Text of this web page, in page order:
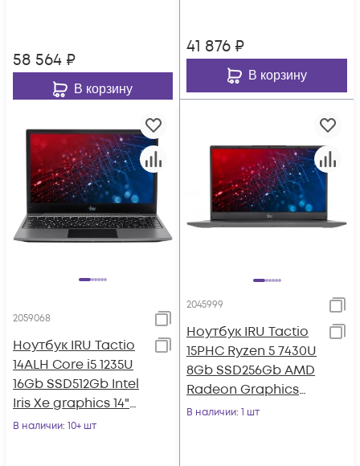
58 564 ₽
В корзину
41 876 ₽
В корзину
2059068
Ноутбук IRU Tactio
14ALH Core i5 1235U
16Gb SSD512Gb Intel
Iris Xe graphics 14"
IPS FHD (1920x1080)
В наличии: 10+ шт
2045999
Ноутбук IRU Tactio
15PHC Ryzen 5 7430U
8Gb SSD256Gb AMD
Radeon Graphics
15.6" IPS FHD
В наличии: 1 шт